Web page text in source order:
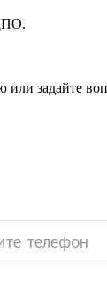
или задайте